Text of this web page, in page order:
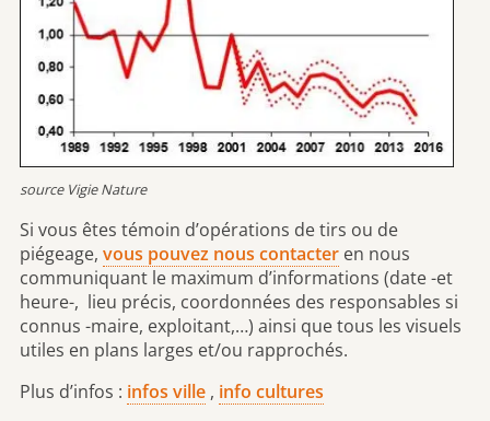
source Vigie Nature
Si vous êtes témoin d’opérations de tirs ou de
piégeage, vous pouvez nous contacter en nous
communiquant le maximum d’informations (date -et
heure-, lieu précis, coordonnées des responsables si
connus -maire, exploitant,…) ainsi que tous les visuels
utiles en plans larges et/ou rapprochés.
Plus d’infos : infos ville , info cultures